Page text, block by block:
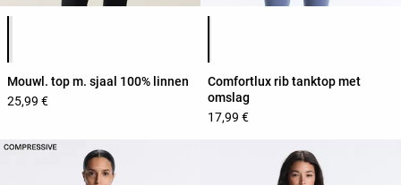
Mouwl. top m. sjaal 100% linnen
25,99 €
Comfortlux rib tanktop met
omslag
17,99 €